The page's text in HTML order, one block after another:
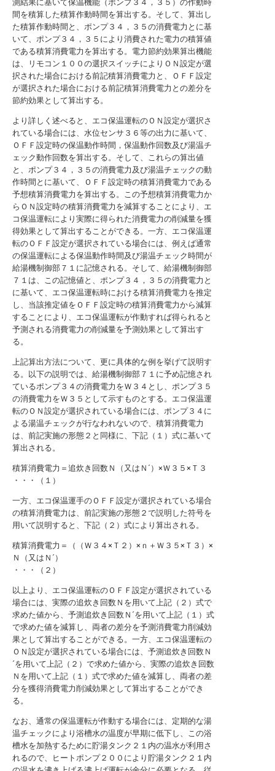
測結果に基いて保温機能（ポンプ３４，３５）の作動時
間を積算した積算作動時間を算出する。そして、算出し
た積算作動時間と、ポンプ３４，３５の消費電力とに基
いて、ポンプ３４，３５により消費された電力の積算値
である積算消費電力を算出する。電力節約効果算出機能
は、リモコン１００の選択スイッチによりＯＮ設定が選
択された場合における前記積算消費電力と、ＯＦＦ設定
が選択された場合における前記積算消費電力との差分を
節約効果として算出する。
より詳しく述べると、エコ保温運転のＯＮ設定が選択さ
れている場合には、水位センサ３６等の出力に基いて、
ＯＦＦ設定時の保温動作時間，保温動作回数及び湯温チ
ェック動作回数を算出する。そして、これらの算出値
と、ポンプ３４，３５の消費電力及び湯温チェックの動
作時間とに基いて、ＯＦＦ設定時の積算消費電力である
予想積算消費電力を算出する。この予想積算消費電力か
らＯＮ設定時の積算消費電力を減算することにより、エ
コ保温運転により実際に得られた消費電力の削減量を獲
得効果として算出することができる。一方、エコ保温運
転のＯＦＦ設定が選択されている場合には、例えば通常
の保温運転による保温動作時間及び湯温チェック時間が
給湯機制御部７１に記憶される。そして、給湯機制御部
７１は、この記憶値と、ポンプ３４，３５の消費電力と
に基いて、エコ保温運転時における積算消費電力を推定
し、当該推定値をＯＦＦ設定時の積算消費電力から減算
することにより、エコ保温運転が作動すれば得られると
予測される消費電力の削減量を予測効果として算出す
る。
上記算出方法について、更に具体的な例を挙げて説明す
る。以下の説明では、給湯機制御部７１に予め記憶され
ているポンプ３４の消費電力をＷ３４とし、ポンプ３５
の消費電力をＷ３５として示すものとする。エコ保温運
転のＯＮ設定が選択されている場合には、ポンプ３４に
よる湯温チェックが行なわれないので、積算消費電力
は、前記実施の形態２と同様に、下記（１）式に基いて
算出される。
積算消費電力＝追炊き回数Ｎ（又はＮ´）×Ｗ３５×Ｔ３
・・・（１）
一方、エコ保温運手のＯＦＦ設定が選択されている場合
の積算消費電力は、前記実施の形態２で説明した符号を
用いて説明すると、下記（２）式により算出される。
積算消費電力＝（（Ｗ３４×Ｔ２）×ｎ＋Ｗ３５×Ｔ３）×
Ｎ（又はＮ´）
・・・（２）
以上より、エコ保温運転のＯＦＦ設定が選択されている
場合には、実際の追炊き回数Ｎを用いて上記（２）式で
求めた値から、予測追炊き回数Ｎ´を用いて上記（１）式
で求めた値を減算し、両者の差分を予測消費電力削減効
果として算出することができる。一方、エコ保温運転の
ＯＮ設定が選択されている場合には、予測追炊き回数Ｎ
´を用いて上記（２）で求めた値から、実際の追炊き回数
Ｎを用いて上記（１）式で求めた値を減算し、両者の差
分を獲得消費電力削減効果として算出することができ
る。
なお、通常の保温運転が作動する場合には、定期的な湯
温チェックにより浴槽水の温度が早期に低下し、この浴
槽水を加熱するために貯湯タンク２１内の温水が利用さ
れるので、ヒートポンプ２００により貯湯タンク２１内